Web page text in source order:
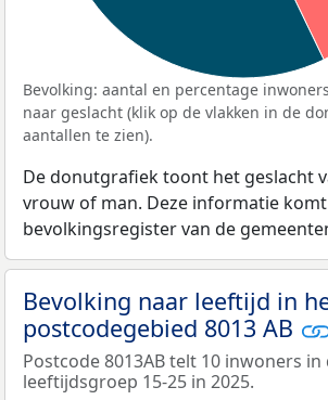
Bevolking: aantal en percentage
naar geslacht (klik op de vlakken in de
aantallen te zien).
De donutgrafiek toont het geslacht
vrouw of man. Deze informatie
bevolkingsregister van de
Bevolking naar leeftijd in
postcodegebied 8013 AB
Postcode 8013AB telt 10 inwoners in
leeftijdsgroep 15-25 in 2025.